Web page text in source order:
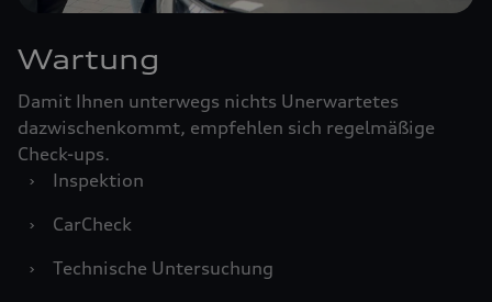
Wartung
Damit Ihnen unterwegs nichts Unerwartetes
dazwischenkommt, empfehlen sich regelmäßige
Check-ups.
›
Inspektion
›
CarCheck
›
Technische Untersuchung